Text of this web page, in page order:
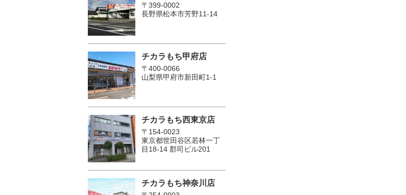
〒399-0002
長野県松本市芳野11-14
チカラもち甲府店
〒400-0066
山梨県甲府市新田町1-1
チカラもち西東京店
〒154-0023
東京都世田谷区若林一丁
目18-14 郡司ビル201
チカラもち神奈川店